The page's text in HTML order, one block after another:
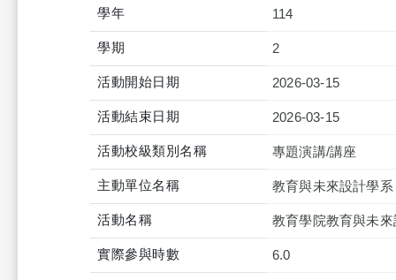
學年 114
學期 2
活動開始日期 2026-03-15
活動結束日期 2026-03-15
活動校級類別名稱 專題演講/講座
主動單位名稱 教育與未來設計學系
活動名稱 教育學院教育與未
實際參與時數 6.0